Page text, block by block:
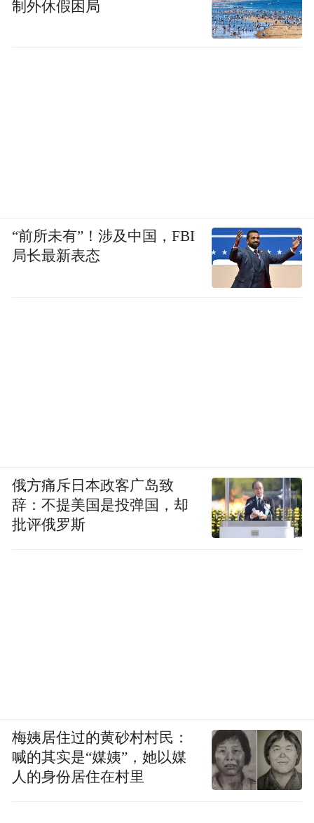
制外休假困局
“前所未有”！涉及中国，FBI
局长最新表态
俄方痛斥日本政客广岛致
辞：不提美国是投弹国，却
批评俄罗斯
梅姨居住过的黄砂村村民：
喊的其实是“媒姨”，她以媒
人的身份居住在村里